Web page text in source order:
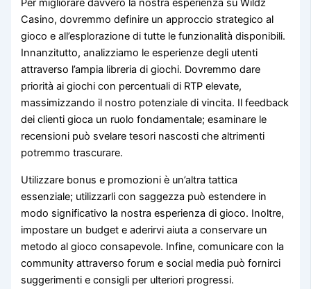
Per migliorare davvero la nostra esperienza su Wildz
Casino, dovremmo definire un approccio strategico al
gioco e all’esplorazione di tutte le funzionalità disponibili.
Innanzitutto, analizziamo le esperienze degli utenti
attraverso l’ampia libreria di giochi. Dovremmo dare
priorità ai giochi con percentuali di RTP elevate,
massimizzando il nostro potenziale di vincita. Il feedback
dei clienti gioca un ruolo fondamentale; esaminare le
recensioni può svelare tesori nascosti che altrimenti
potremmo trascurare.
Utilizzare bonus e promozioni è un’altra tattica
essenziale; utilizzarli con saggezza può estendere in
modo significativo la nostra esperienza di gioco. Inoltre,
impostare un budget e aderirvi aiuta a conservare un
metodo al gioco consapevole. Infine, comunicare con la
community attraverso forum e social media può fornirci
suggerimenti e consigli per ulteriori progressi.